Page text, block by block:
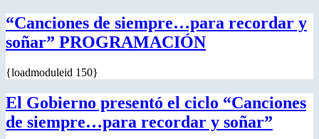
“Canciones de siempre…para recordar y
soñar” PROGRAMACIÓN
{loadmoduleid 150}
El Gobierno presentó el ciclo “Canciones
de siempre…para recordar y soñar”